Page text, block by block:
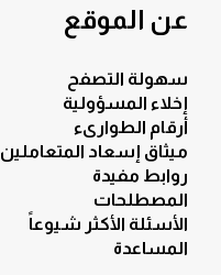
عن الموقع
سهولة التصفح
إخلاء المسؤولية
أرقام الطوارىء
ميثاق إسعاد المتعاملين
روابط مفيدة
المصطلحات
الأسئلة الأكثر شيوعاً
المساعدة